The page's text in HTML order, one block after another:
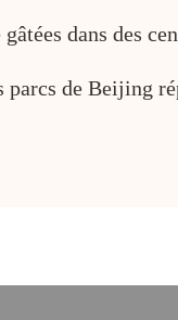
dans des
de Beijing